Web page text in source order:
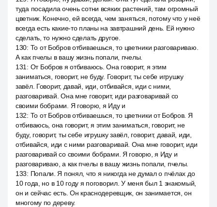
туда посадила очень сотни всяких растений, там огромный
цветник. Конечно, ей всегда, чем заняться, потому что у неё
всегда есть какие-то планы на завтрашний день. Ей нужно
сделать, то нужно сделать другое.
130: То от Бобров отбиваешься, то цветники разговариваю.
А как пчелы в вашу жизнь попали, пчелы.
131 : От Бобров я отбиваюсь. Она говорит, я этим
заниматься, говорит, не буду. Говорит, ты себе игрушку
завёл. Говорит, давай, иди, отбивайся, иди с ними,
разговаривай. Она мне говорит, иди разговаривай со
своими бобрами. Я говорю, я Иду и
132: То от Бобров отбиваешься, то цветники от Бобров. Я
отбиваюсь, она говорит, я этим заниматься, говорит, не
буду, говорит, ты себе игрушку завёл, говорит, давай, иди,
отбивайся, иди с ними разговаривай. Она мне говорит, иди
разговаривай со своими бобрами. Я говорю, я Иду и
разговариваю, а как пчелы в вашу жизнь попали, пчелы.
133: Попали. Я понял, что я никогда не думал о пчёлах до
10 года, но в 10 году я поговорил. У меня был 1 знакомый,
он и сейчас есть. Он краснодеревщик, он занимается, он
многому по дереву.